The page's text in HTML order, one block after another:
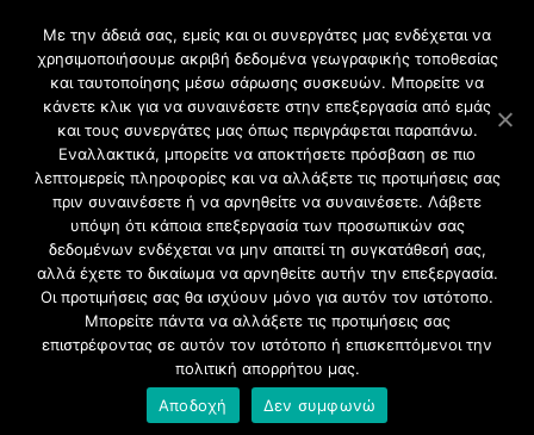
2021 CFW - All Rights Reserved
Επιχειρήσεις |
Προφίλ
Διαφήμιση
Επικοινωνία
Πολιτική Απορρήτου
Με την άδειά σας, εμείς και οι συνεργάτες μας ενδέχεται να
χρησιμοποιήσουμε ακριβή δεδομένα γεωγραφικής τοποθεσίας
και ταυτοποίησης μέσω σάρωσης συσκευών. Μπορείτε να
κάνετε κλικ για να συναινέσετε στην επεξεργασία από εμάς
και τους συνεργάτες μας όπως περιγράφεται παραπάνω.
Εναλλακτικά, μπορείτε να αποκτήσετε πρόσβαση σε πιο
λεπτομερείς πληροφορίες και να αλλάξετε τις προτιμήσεις σας
πριν συναινέσετε ή να αρνηθείτε να συναινέσετε. Λάβετε
υπόψη ότι κάποια επεξεργασία των προσωπικών σας
δεδομένων ενδέχεται να μην απαιτεί τη συγκατάθεσή σας,
αλλά έχετε το δικαίωμα να αρνηθείτε αυτήν την επεξεργασία.
Οι προτιμήσεις σας θα ισχύουν μόνο για αυτόν τον ιστότοπο.
Μπορείτε πάντα να αλλάξετε τις προτιμήσεις σας
επιστρέφοντας σε αυτόν τον ιστότοπο ή επισκεπτόμενοι την
πολιτική απορρήτου μας.
Αποδοχή
Δεν συμφωνώ